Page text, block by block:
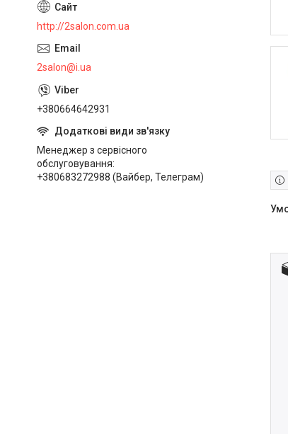
http://2salon.com.ua
2salon@i.ua
+380664642931
Менеджер з сервісного
обслуговування
+380683272988 (Вайбер, Телеграм)